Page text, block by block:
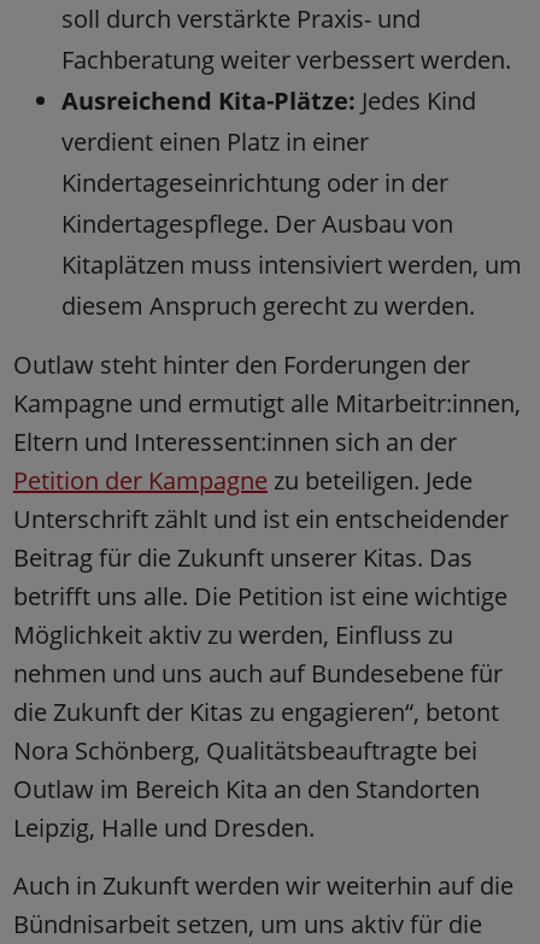
soll durch verstärkte Praxis- und
Fachberatung weiter verbessert werden.
Ausreichend Kita-Plätze: Jedes Kind
verdient einen Platz in einer
Kindertageseinrichtung oder in der
Kindertagespflege. Der Ausbau von
Kitaplätzen muss intensiviert werden, um
diesem Anspruch gerecht zu werden.
Outlaw steht hinter den Forderungen der
Kampagne und ermutigt alle Mitarbeitr:innen,
Eltern und Interessent:innen sich an der
Petition der Kampagne zu beteiligen. Jede
Unterschrift zählt und ist ein entscheidender
Beitrag für die Zukunft unserer Kitas. Das
betrifft uns alle. Die Petition ist eine wichtige
Möglichkeit aktiv zu werden, Einfluss zu
nehmen und uns auch auf Bundesebene für
die Zukunft der Kitas zu engagieren“, betont
Nora Schönberg, Qualitätsbeauftragte bei
Outlaw im Bereich Kita an den Standorten
Leipzig, Halle und Dresden.
Auch in Zukunft werden wir weiterhin auf die
Bündnisarbeit setzen, um uns aktiv für die